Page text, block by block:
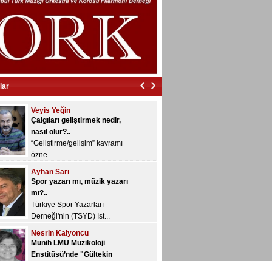
beni…...
Veyis Yeğin
Çalgıları geliştirmek nedir,
Ayhan Sarı
Spor yazarı mı, müzik yazarı
mı?..
Türkiye Spor Yazarları
Derneği'nin (TSYD) İst...
Nesrin Kalyoncu
Münih LMU Müzikoloji
Enstitüsü’nde "Gültekin
Oransay" rafı...
Dönem sonu sınavları devam
Konuk Yazar
Yazılarınızı bekliyoruz...
Musiki Dergisi